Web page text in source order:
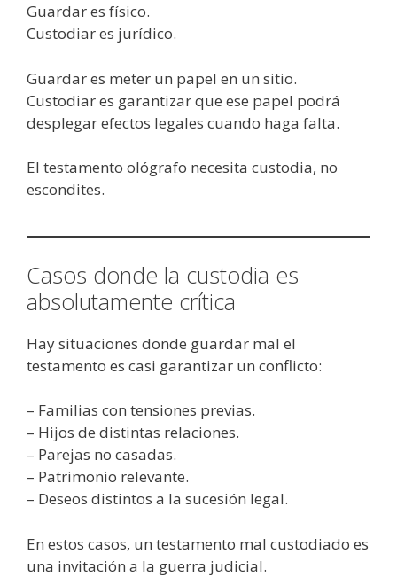
Guardar es físico.
Custodiar es jurídico.
Guardar es meter un papel en un sitio.
Custodiar es garantizar que ese papel podrá
desplegar efectos legales cuando haga falta.
El testamento ológrafo necesita custodia, no
escondites.
Casos donde la custodia es
absolutamente crítica
Hay situaciones donde guardar mal el
testamento es casi garantizar un conflicto:
– Familias con tensiones previas.
– Hijos de distintas relaciones.
– Parejas no casadas.
– Patrimonio relevante.
– Deseos distintos a la sucesión legal.
En estos casos, un testamento mal custodiado es
una invitación a la guerra judicial.